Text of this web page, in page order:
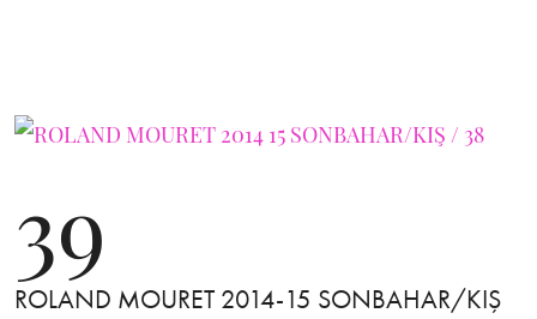
39
ROLAND MOURET 2014-15 SONBAHAR/KIŞ